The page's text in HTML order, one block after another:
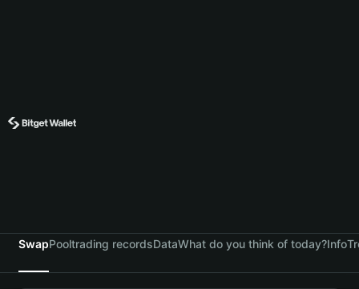
SwapPooltrading recordsDataWhat do you think of today?Info